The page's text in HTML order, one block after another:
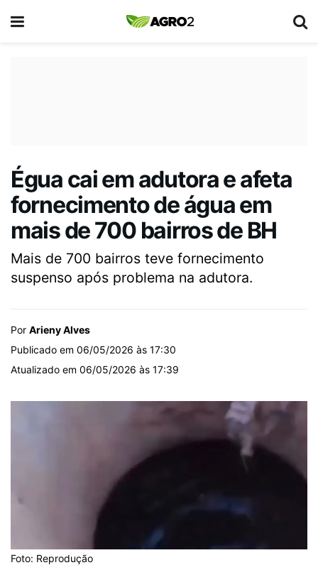
Égua cai em adutora e afeta
fornecimento de água em
mais de 700 bairros de BH
Mais de 700 bairros teve fornecimento
suspenso após problema na adutora.
Por Arieny Alves
Publicado em 06/05/2026 às 17:30
Atualizado em 06/05/2026 às 17:39
Foto: Reprodução